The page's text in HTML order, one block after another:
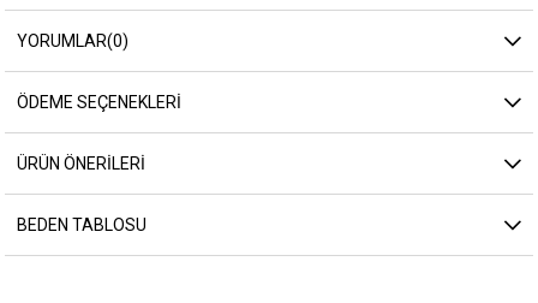
YORUMLAR(0)
ÖDEME SEÇENEKLERI
ÜRÜN ÖNERILERI
BEDEN TABLOSU